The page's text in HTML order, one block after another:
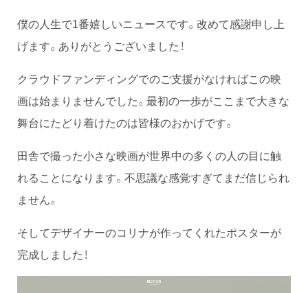
僕の人生で1番嬉しいニュースです。改めて感謝申し上
げます。ありがとうございました！
クラウドファンディングでのご支援がなければこの映
画は始まりませんでした。最初の一歩がここまで大きな
舞台にたどり着けたのは皆様のおかげです。
田舎で撮った小さな映画が世界中の多くの人の目に触
れることになります。不思議な感覚すぎてまだ信じられ
ません。
そしてデザイナーのコリナが作ってくれたポスターが
完成しました！